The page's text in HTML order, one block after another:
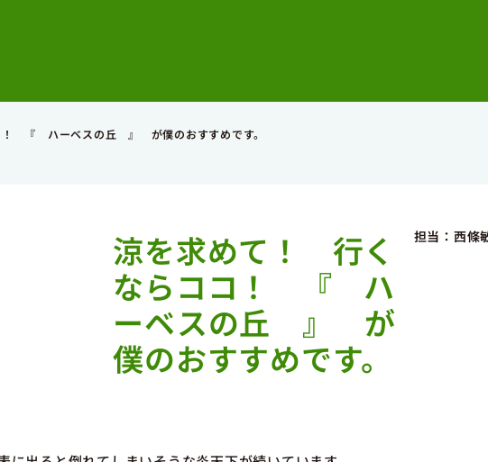
『 ハーベスの丘 』 が僕のおすすめです。
涼を求めて！ 行く
ならココ！ 『 ハ
ーベスの丘 』 が
僕のおすすめです。
担当：西條